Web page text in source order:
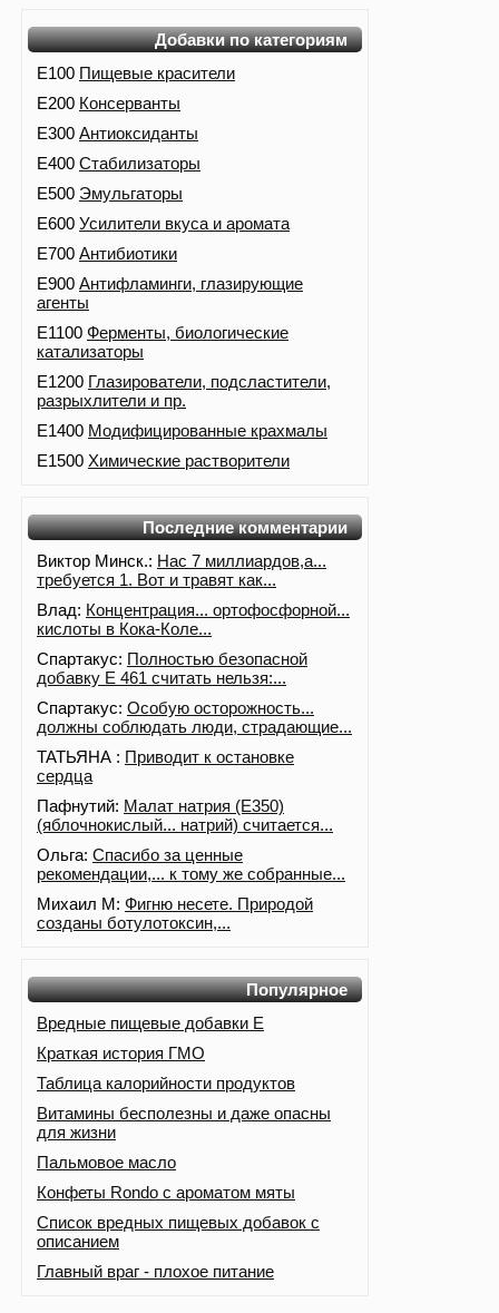
Добавки по категориям
E100 Пищевые красители
E200 Консерванты
E300 Антиоксиданты
E400 Стабилизаторы
E500 Эмульгаторы
E600 Усилители вкуса и аромата
E700 Антибиотики
E900 Антифламинги, глазирующие
агенты
E1100 Ферменты, биологические
катализаторы
E1200 Глазирователи, подсластители,
разрыхлители и пр.
E1400 Модифицированные крахмалы
E1500 Химические растворители
Последние комментарии
Виктор Минск.: Нас 7 миллиардов,а...
требуется 1. Вот и травят как...
Влад: Концентрация... ортофосфорной...
кислоты в Кока-Коле...
Спартакус: Полностью безопасной
добавку Е 461 считать нельзя:...
Спартакус: Особую осторожность...
должны соблюдать люди, страдающие...
ТАТЬЯНА : Приводит к остановке
сердца
Пафнутий: Малат натрия (E350)
(яблочнокислый... натрий) считается...
Ольга: Спасибо за ценные
рекомендации,... к тому же собранные...
Михаил М: Фигню несете. Природой
созданы ботулотоксин,...
Популярное
Вредные пищевые добавки Е
Краткая история ГМО
Таблица калорийности продуктов
Витамины бесполезны и даже опасны
для жизни
Пальмовое масло
Конфеты Rondo с ароматом мяты
Список вредных пищевых добавок с
описанием
Главный враг - плохое питание